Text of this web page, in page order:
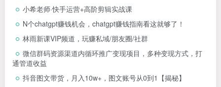
小希老师·快手运营+高阶剪辑实战课
N个chatgpt赚钱机会，chatgpt赚钱指南看这就够了！
林雨新课VIP频道，玩赚私域/朋友圈/社群
微信群码资源渠道内循环推广变现项目，多种变现方式，打
通管道收益
抖音图文带货，月入10w+，图文账号从0到1【揭秘】